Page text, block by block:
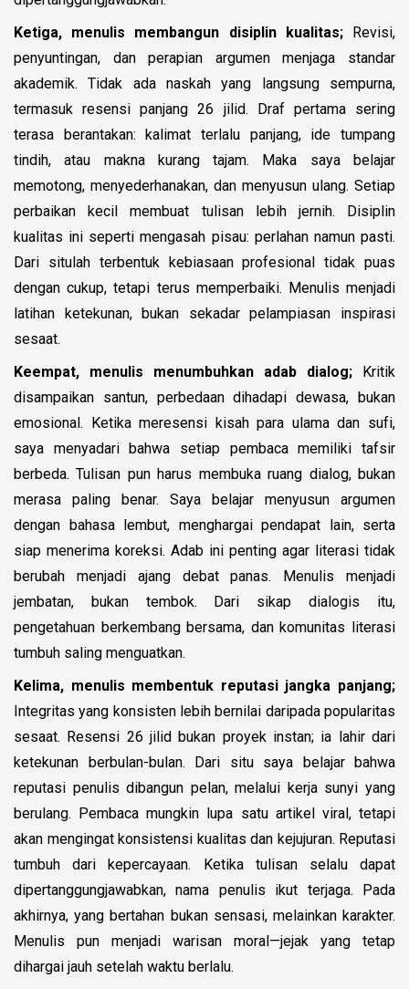
Ketiga, menulis membangun disiplin kualitas; Revisi,
penyuntingan, dan perapian argumen menjaga standar
akademik. Tidak ada naskah yang langsung sempurna,
termasuk resensi panjang 26 jilid. Draf pertama sering
terasa berantakan: kalimat terlalu panjang, ide tumpang
tindih, atau makna kurang tajam. Maka saya belajar
memotong, menyederhanakan, dan menyusun ulang. Setiap
perbaikan kecil membuat tulisan lebih jernih. Disiplin
kualitas ini seperti mengasah pisau: perlahan namun pasti.
Dari situlah terbentuk kebiasaan profesional tidak puas
dengan cukup, tetapi terus memperbaiki. Menulis menjadi
latihan ketekunan, bukan sekadar pelampiasan inspirasi
sesaat.
Keempat, menulis menumbuhkan adab dialog;
Kritik
disampaikan santun, perbedaan dihadapi dewasa, bukan
emosional. Ketika meresensi kisah para ulama dan sufi,
saya menyadari bahwa setiap pembaca memiliki tafsir
berbeda.Tulisan pun harus membuka ruang dialog, bukan
merasa paling benar. Saya belajar menyusun argumen
dengan bahasa lembut, menghargai pendapat lain, serta
siap menerima koreksi. Adab ini penting agar literasi tidak
berubah menjadi ajang debat panas. Menulis menjadi
jembatan, bukan tembok. Dari sikap dialogis itu,
pengetahuan berkembang bersama, dan komunitas literasi
tumbuh saling menguatkan.
Kelima, menulis membentuk reputasi jangka panjang;
Integritas yang konsisten lebih bernilai daripada popularitas
sesaat. Resensi 26 jilid bukan proyek instan; ia lahir dari
ketekunan berbulan-bulan. Dari situ saya belajar bahwa
reputasi penulis dibangun pelan, melalui kerja sunyi yang
berulang. Pembaca mungkin lupa satu artikel viral, tetapi
akan mengingat konsistensi kualitas dan kejujuran. Reputasi
tumbuh dari kepercayaan. Ketika tulisan selalu dapat
dipertanggungjawabkan, nama penulis ikut terjaga. Pada
akhirnya, yang bertahan bukan sensasi, melainkan karakter.
Menulis pun menjadi warisan moral—jejak yang tetap
dihargai jauh setelah waktu berlalu.